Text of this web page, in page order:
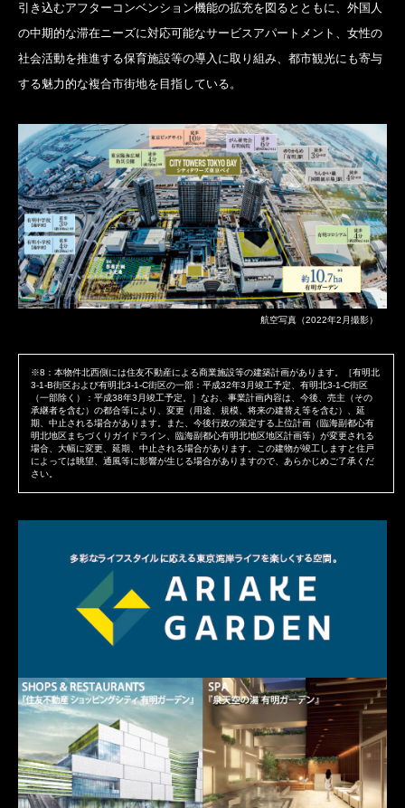
引き込むアフターコンベンション機能の拡充を図るとともに、外国人
の中期的な滞在ニーズに対応可能なサービスアパートメント、女性の
社会活動を推進する保育施設等の導入に取り組み、都市観光にも寄与
する魅力的な複合市街地を目指している。
航空写真（2022年2月撮影）
※8：本物件北西側には住友不動産による商業施設等の建築計画があります。［有明北
3-1-B街区および有明北3-1-C街区の一部：平成32年3月竣工予定、有明北3-1-C街区
（一部除く）：平成38年3月竣工予定。］なお、事業計画内容は、今後、売主（その
承継者を含む）の都合等により、変更（用途、規模、将来の建替え等を含む）、延
期、中止される場合があります。また、今後行政の策定する上位計画（臨海副都心有
明北地区まちづくりガイドライン、臨海副都心有明北地区地区計画等）が変更される
場合、大幅に変更、延期、中止される場合があります。この建物が竣工しますと住戸
によっては眺望、通風等に影響が生じる場合がありますので、あらかじめご了承くだ
さい。